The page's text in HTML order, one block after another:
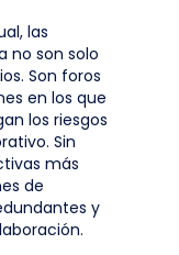
las
no son solo
Son foros
en los que
los riesgos
Sin
más
de
y